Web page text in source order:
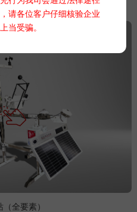
请各位客户仔细核验企业
当受骗。
全要素）